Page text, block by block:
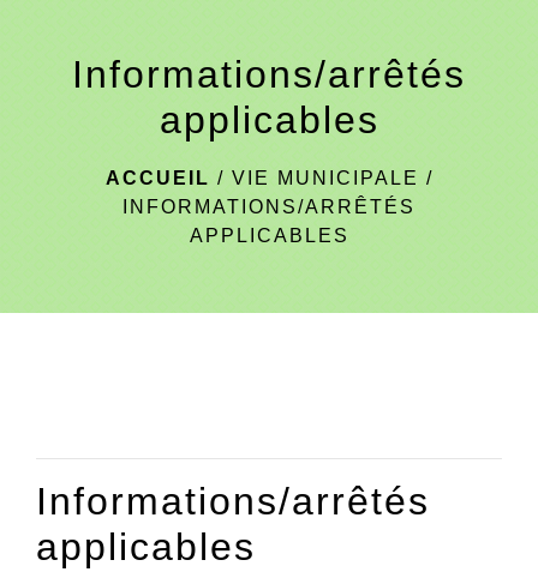
Informations/arrêtés
applicables
ACCUEIL / VIE MUNICIPALE /
INFORMATIONS/ARRÊTÉS
APPLICABLES
Informations/arrêtés
applicables